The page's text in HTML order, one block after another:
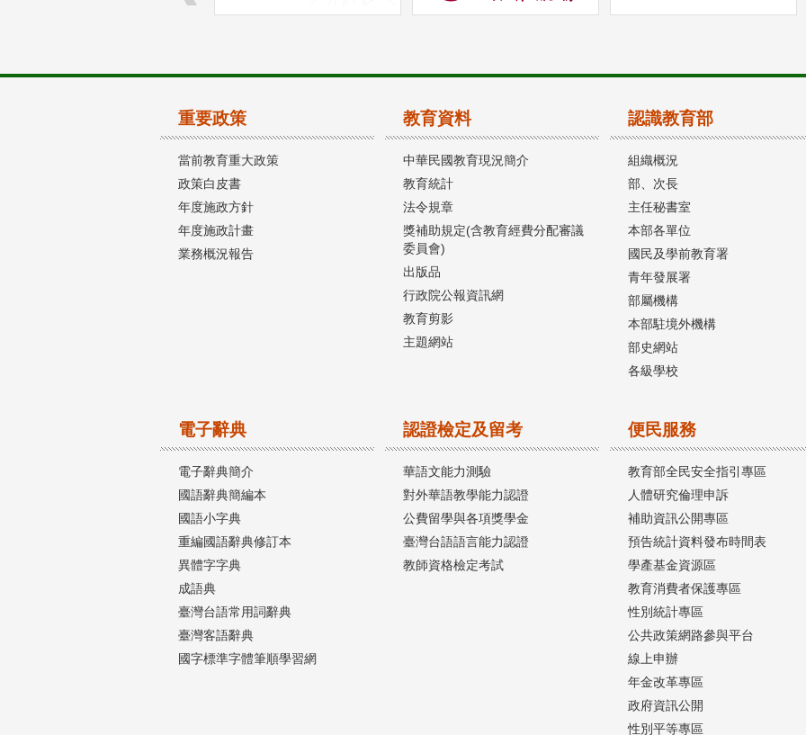
重要政策
當前教育重大政策
政策白皮書
年度施政方針
年度施政計畫
業務概況報告
教育資料
中華民國教育現況簡介
教育統計
法令規章
獎補助規定(含教育經費分配審議
委員會)
出版品
行政院公報資訊網
教育剪影
主題網站
認識教育部
組織概況
部、次長
主任秘書室
本部各單位
國民及學前教育署
青年發展署
部屬機構
本部駐境外機構
部史網站
各級學校
電子辭典
電子辭典簡介
國語辭典簡編本
國語小字典
重編國語辭典修訂本
異體字字典
成語典
臺灣台語常用詞辭典
臺灣客語辭典
國字標準字體筆順學習網
認證檢定及留考
華語文能力測驗
對外華語教學能力認證
公費留學與各項獎學金
臺灣台語語言能力認證
教師資格檢定考試
便民服務
教育部全民安全指引專區
人體研究倫理申訴
補助資訊公開專區
預告統計資料發布時間表
學產基金資源區
教育消費者保護專區
性別統計專區
公共政策網路參與平台
線上申辦
年金改革專區
政府資訊公開
性別平等專區